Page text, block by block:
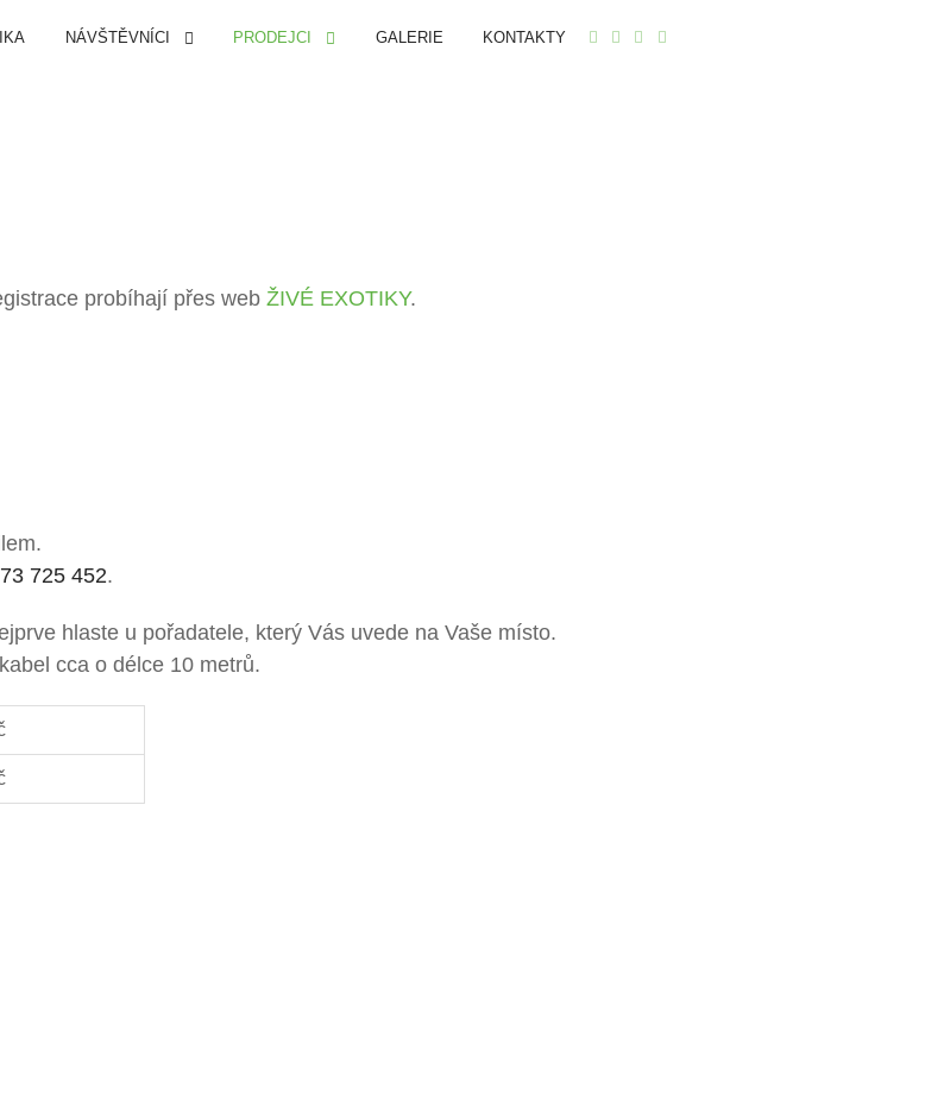
NÁVŠTĚVNÍCI PRODEJCI GALERIE KONTAKTY
probíhají přes web ŽIVÉ EXOTIKY.
725 452.
hlaste u pořadatele, který Vás uvede na Vaše místo.
cca o délce 10 metrů.